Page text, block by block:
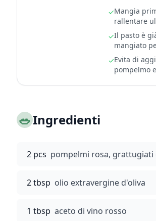
✓Mangia
rallentare
✓Il pasto è
mangiato
✓Evita di
pompelmo
🥗Ingredienti
2 pcs pompelmi rosa, grattugiati
2 tbsp olio extravergine d'oliva
1 tbsp aceto di vino rosso